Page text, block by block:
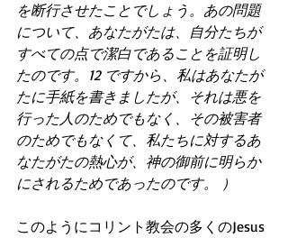
を断行させたことでしょう。あの問題
について、あなたがたは、自分たちが
すべての点で潔白であることを証明し
たのです。12 ですから、私はあなたが
たに手紙を書きましたが、それは悪を
行った人のためでもなく、その被害者
のためでもなくて、私たちに対するあ
なたがたの熱心が、神の御前に明らか
にされるためであったのです。 ）
このようにコリント教会の多くのJesus